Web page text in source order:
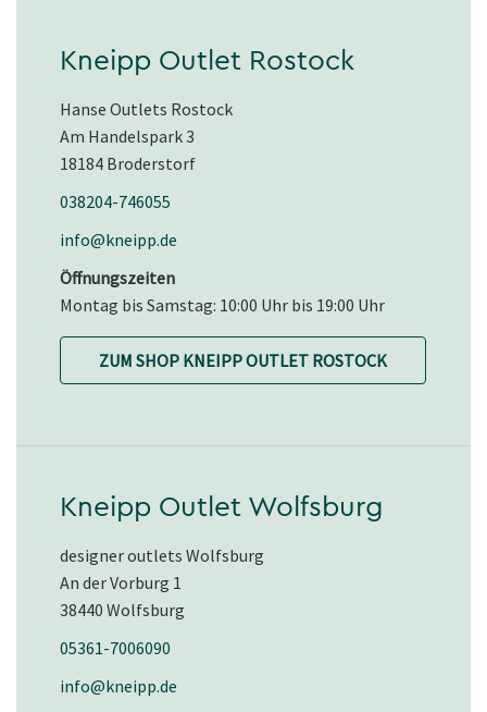
Kneipp Outlet Rostock
Hanse Outlets Rostock
Am Handelspark 3
18184 Broderstorf
038204-746055
info@kneipp.de
Öffnungszeiten
Montag bis Samstag: 10:00 Uhr bis 19:00 Uhr
ZUM SHOP KNEIPP OUTLET ROSTOCK
Kneipp Outlet Wolfsburg
designer outlets Wolfsburg
An der Vorburg 1
38440 Wolfsburg
05361-7006090
info@kneipp.de